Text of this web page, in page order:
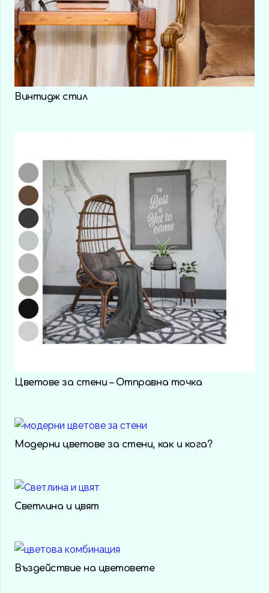
Винтидж стил
Цветове за стени – Отправна точка
Mодерни цветове за стени, как и кога?
Светлина и цвят
Въздействие на цветовете